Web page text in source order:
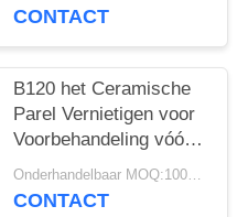
CONTACT
B120 het Ceramische
Parel Vernietigen voor
Voorbehandeling vóór
het Met een laag
bedekken door Natte
Onderhandelbaar MOQ:100KGS
CONTACT